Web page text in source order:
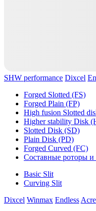
SHW performance Dixcel
Forged Slotted (FS)
Forged Plain (FP)
High fusion Slotted
Higher stability Disk
Slotted Disk (SD)
Plain Disk (PD)
Forged Curved (FC)
Составные роторы и
Basic Slit
Curving Slit
Dixcel Winmax Endless Acre